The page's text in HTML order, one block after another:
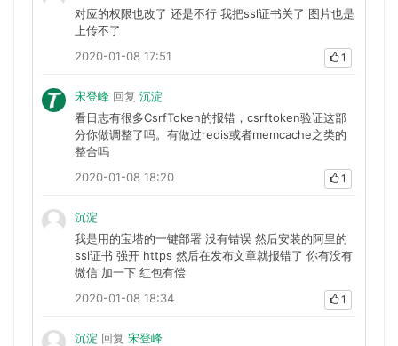
对应的权限也改了 还是不行 我把ssl证书关了 图片也是
上传不了
2020-01-08 17:51
1
宋登峰 回复 沉淀
看日志有很多CsrfToken的报错，csrftoken验证这部
分你做调整了吗。有做过redis或者memcache之类的
整合吗
2020-01-08 18:20
1
沉淀
我是用的宝塔的一键部署 没有错误 然后安装的阿里的
ssl证书 强开 https 然后在发布文章就报错了 你有没有
微信 加一下 红包有偿
2020-01-08 18:34
1
沉淀 回复 宋登峰